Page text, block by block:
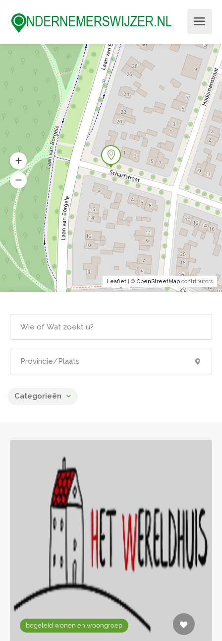
Categorieën
begeleid wonen en woongroep
Leaflet | © OpenStreetMap contributors